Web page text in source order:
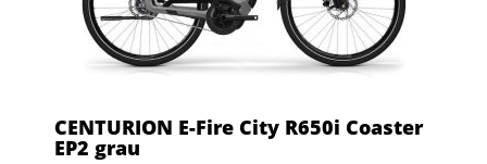
CENTURION E-Fire City R650i Coaster
EP2 grau